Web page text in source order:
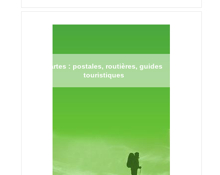
Cartes : postales, routières, guides
touristiques